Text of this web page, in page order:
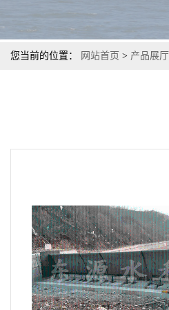
您当前的位置： 网站首页 > 产品展厅